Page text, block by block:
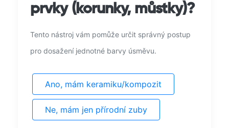
prvky (korunky, můstky)?
Tento nástroj vám pomůže určit správný postup
pro dosažení jednotné barvy úsměvu.
Ano, mám keramiku/kompozit
Ne, mám jen přírodní zuby